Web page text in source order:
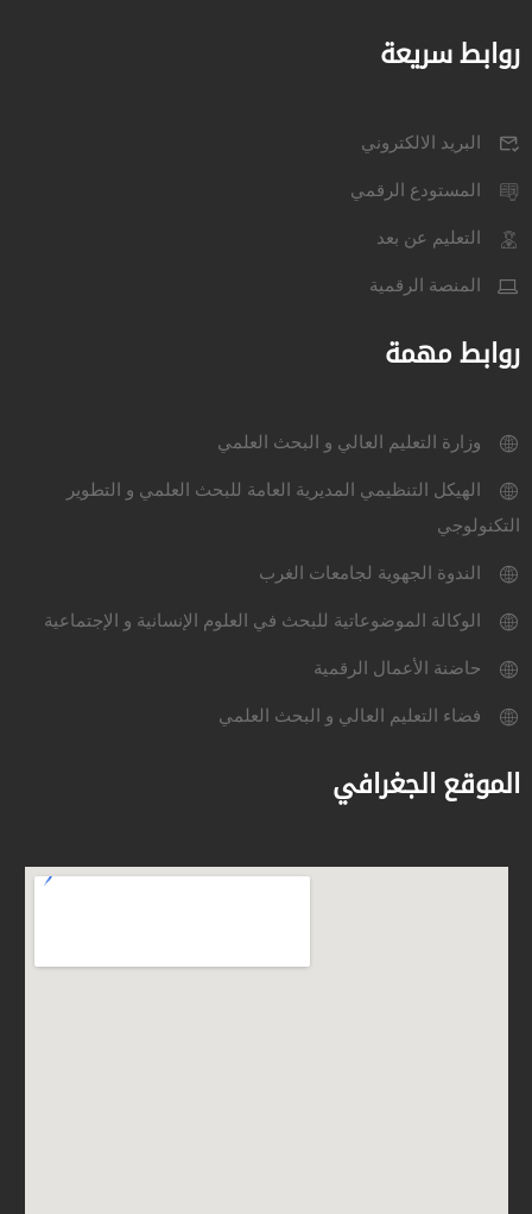
روابط سريعة
البريد الالكتروني
المستودع الرقمي
التعليم عن بعد
المنصة الرقمية
روابط مهمة
وزارة التعليم العالي و البحث العلمي
الهيكل التنظيمي المديرية العامة للبحث العلمي و التطوير
التكنولوجي
الندوة الجهوية لجامعات الغرب
الوكالة الموضوعاتية للبحث في العلوم الإنسانية و الإجتماعية
حاضنة الأعمال الرقمية
فضاء التعليم العالي و البحث العلمي
الموقع الجغرافي